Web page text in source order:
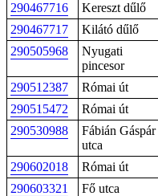
290467716
Kereszt dűlő
290467717
Kilátó dűlő
290505968
Nyugati
pincesor
290512387 Római út
290515472
Római út
290530988
Fábián Gáspár
utca
290602018 Római út
290603321
Fő utca